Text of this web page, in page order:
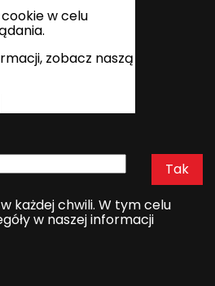
w celu
zobacz naszą
każdej chwili. W tym celu
w naszej informacji